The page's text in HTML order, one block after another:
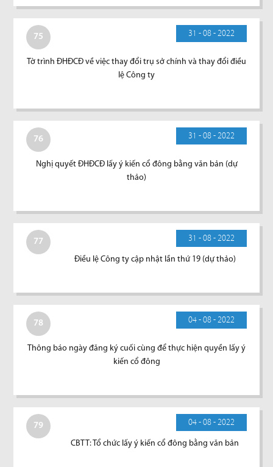
75 31 - 08 - 2022
Tờ trình ĐHĐCĐ về việc thay đổi trụ sở chính và thay đổi điều
lệ Công ty
76 31 - 08 - 2022
Nghị quyết ĐHĐCĐ lấy ý kiến cổ đông bằng văn bản (dự
thảo)
77 31 - 08 - 2022
Điều lệ Công ty cập nhật lần thứ 19 (dự thảo)
78 04 - 08 - 2022
Thông báo ngày đăng ký cuối cùng để thực hiện quyền lấy ý
kiến cổ đông
79 04 - 08 - 2022
CBTT: Tổ chức lấy ý kiến cổ đông bằng văn bản